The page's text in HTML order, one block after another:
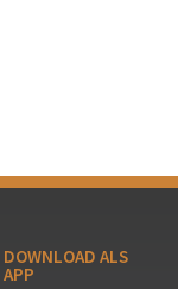
DOWNLOAD ALS
APP